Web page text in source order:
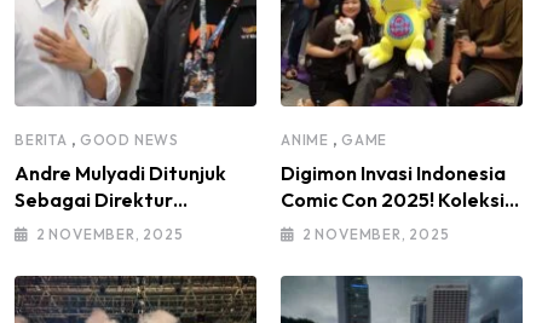
BERITA , GOOD NEWS
Andre Mulyadi Ditunjuk
Sebagai Direktur
Modifikasi dan Kendaraan
Bakti 2025–2030, di
Bawah Kepemimpinan
2 NOVEMBER, 2025
ANIME , GAME
Digimon Invasi Indonesia
Comic Con 2025! Koleksi
Mainan Komunitas DIGI-IN
2 NOVEMBER, 2025